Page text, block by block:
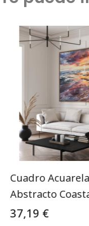
Cuadro
Abstracto
37,19 €